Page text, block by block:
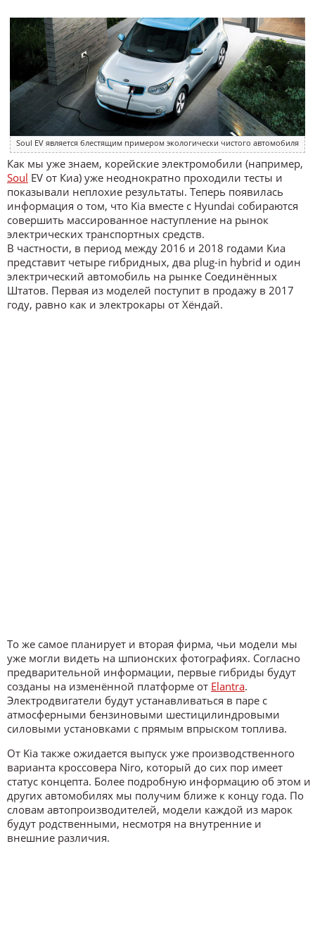
Soul EV является блестящим примером экологически чистого автомобиля
Как мы уже знаем, корейские электромобили (например,
Soul EV от Киа) уже неоднократно проходили тесты и
показывали неплохие результаты. Теперь появилась
информация о том, что Kia вместе с Hyundai собираются
совершить массированное наступление на рынок
электрических транспортных средств.
В частности, в период между 2016 и 2018 годами Киа
представит четыре гибридных, два plug-in hybrid и один
электрический автомобиль на рынке Соединённых
Штатов. Первая из моделей поступит в продажу в 2017
году, равно как и электрокары от Хёндай.
То же самое планирует и вторая фирма, чьи модели мы
уже могли видеть на шпионских фотографиях. Согласно
предварительной информации, первые гибриды будут
созданы на изменённой платформе от Elantra.
Электродвигатели будут устанавливаться в паре с
атмосферными бензиновыми шестицилиндровыми
силовыми установками с прямым впрыском топлива.
От Kia также ожидается выпуск уже производственного
варианта кроссовера Niro, который до сих пор имеет
статус концепта. Более подробную информацию об этом и
других автомобилях мы получим ближе к концу года. По
словам автопроизводителей, модели каждой из марок
будут родственными, несмотря на внутренние и
внешние различия.